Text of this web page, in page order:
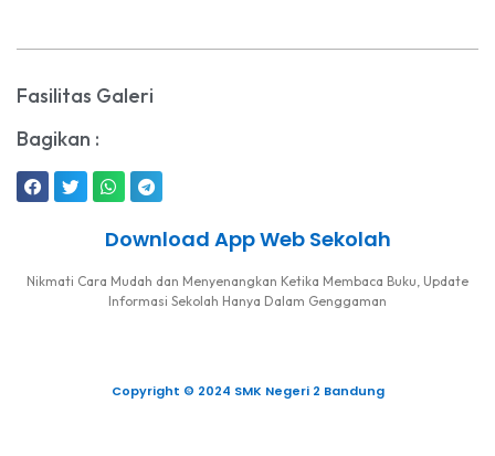
Fasilitas Galeri
Bagikan :
Download App Web Sekolah
Nikmati Cara Mudah dan Menyenangkan Ketika Membaca Buku, Update
Informasi Sekolah Hanya Dalam Genggaman
Copyright © 2024 SMK Negeri 2 Bandung